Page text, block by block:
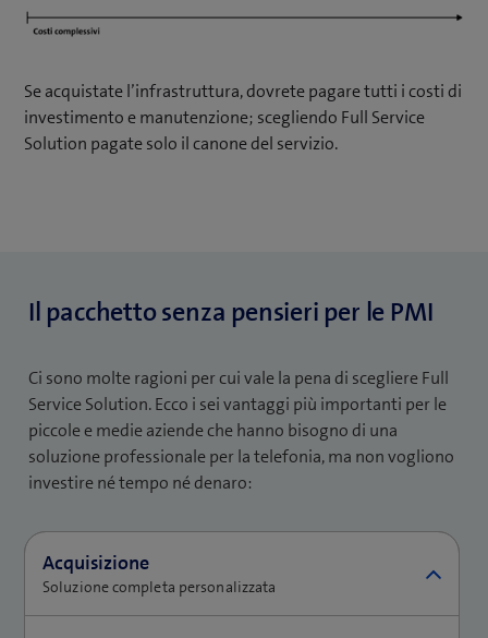
Se acquistate l’infrastruttura, dovrete pagare tutti i costi di
investimento e manutenzione; scegliendo Full Service
Solution pagate solo il canone del servizio.
Il pacchetto senza pensieri per le PMI
Ci sono molte ragioni per cui vale la pena di scegliere Full
Service Solution. Ecco i sei vantaggi più importanti per le
piccole e medie aziende che hanno bisogno di una
soluzione professionale per la telefonia, ma non vogliono
investire né tempo né denaro:
Acquisizione
Soluzione completa personalizzata